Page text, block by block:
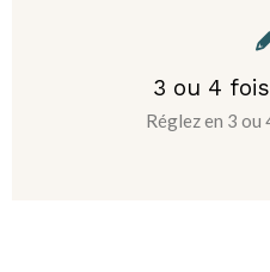
3 ou 4
Réglez en 3 ou